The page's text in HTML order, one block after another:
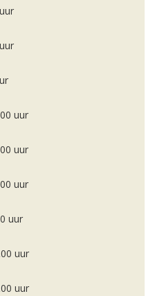
uur
uur
uur
uur
uur
uur